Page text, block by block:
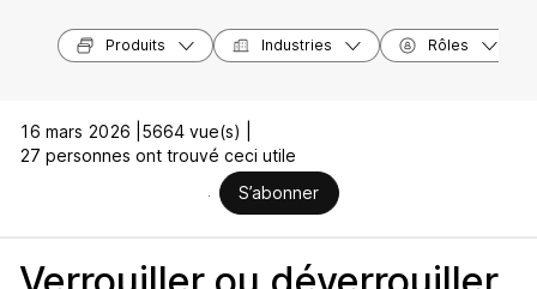
Produits Industries Rôles
16 mars 2026 | 5664 vue(s) |
27 personnes ont trouvé ceci utile
S’abonner